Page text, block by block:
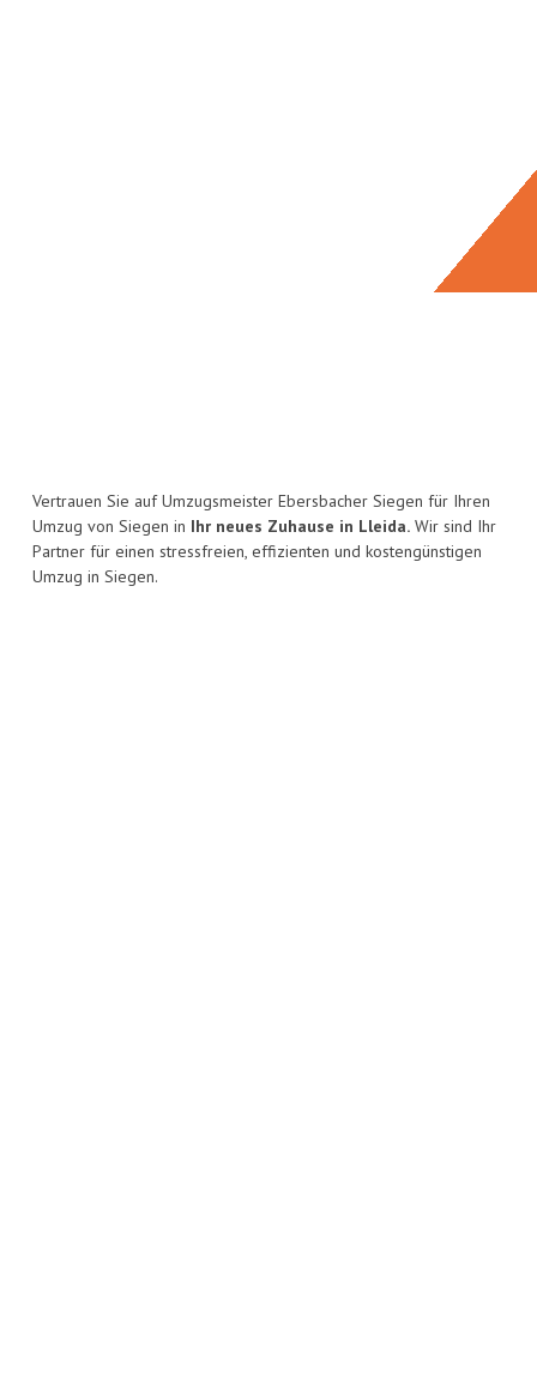
Vertrauen Sie auf Umzugsmeister Ebersbacher Siegen für Ihren
Umzug von Siegen in Ihr neues Zuhause in Lleida. Wir sind Ihr
Partner für einen stressfreien, effizienten und kostengünstigen
Umzug in Siegen.